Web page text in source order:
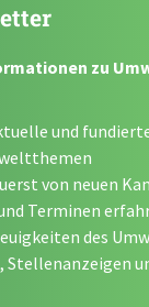
zu
und
von neuen
Terminen
des
Stellenanzeigen